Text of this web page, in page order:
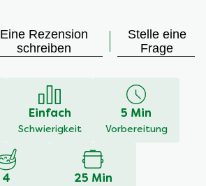
Eine Rezension
schreiben
Stelle eine
Frage
Einfach
Schwierigkeit
5 Min
Vorbereitung
4 25 Min